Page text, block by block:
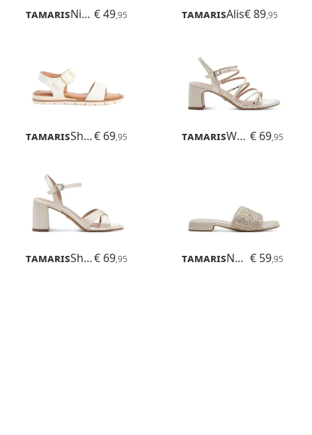
Tamaris Nirmala € 49,95 TamarisAlis€ 89,95
Tamaris Shanza€ 69,95 Tamaris Whitnee € 69,95
Tamaris Shanaia€ 69,95 Tamaris Novika € 59,95